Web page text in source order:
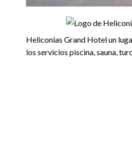
Heliconias Grand Hotel un
los servicios piscina, sauna,